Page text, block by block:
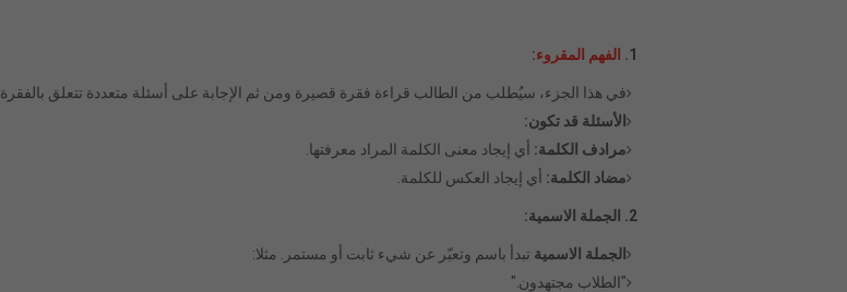
1. الفهم المقروء:
في هذا الجزء، سيُطلب من الطالب قراءة فقرة قصيرة ومن ثم الإجابة على أسئلة متعددة تتعلق بالفقرة.
الأسئلة قد تكون:
مرادف الكلمة: أي إيجاد معنى الكلمة المراد معرفتها.
مضاد الكلمة: أي إيجاد العكس للكلمة.
2. الجملة الاسمية:
الجملة الاسمية تبدأ باسم وتعبّر عن شيء ثابت أو مستمر. مثلا:
"الطلاب مجتهدون."